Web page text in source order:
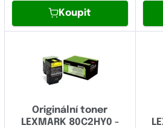
Koupit
Originální toner
LEXMARK 80C2HY0 -